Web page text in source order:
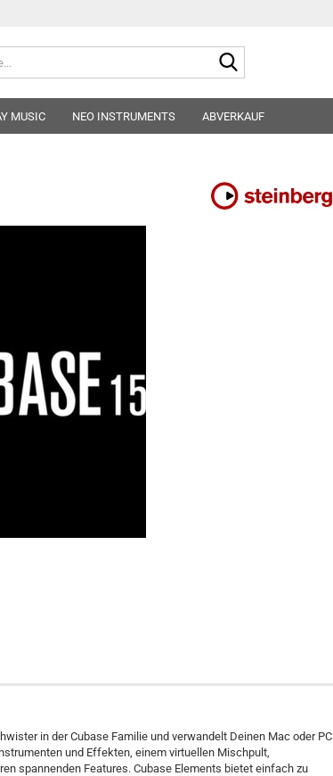
MUSIC NEO INSTRUMENTS ABVERKAUF
in der Cubase Familie und verwandelt Deinen Mac oder PC
und Effekten, einem virtuellen Mischpult,
spannenden Features. Cubase Elements bietet einfach zu